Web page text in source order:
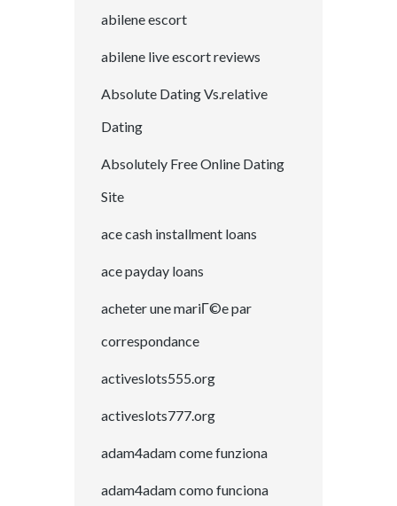
abilene escort
abilene live escort reviews
Absolute Dating Vs.relative
Dating
Absolutely Free Online Dating
Site
ace cash installment loans
ace payday loans
acheter une mariГ©e par
correspondance
activeslots555.org
activeslots777.org
adam4adam come funziona
adam4adam como funciona